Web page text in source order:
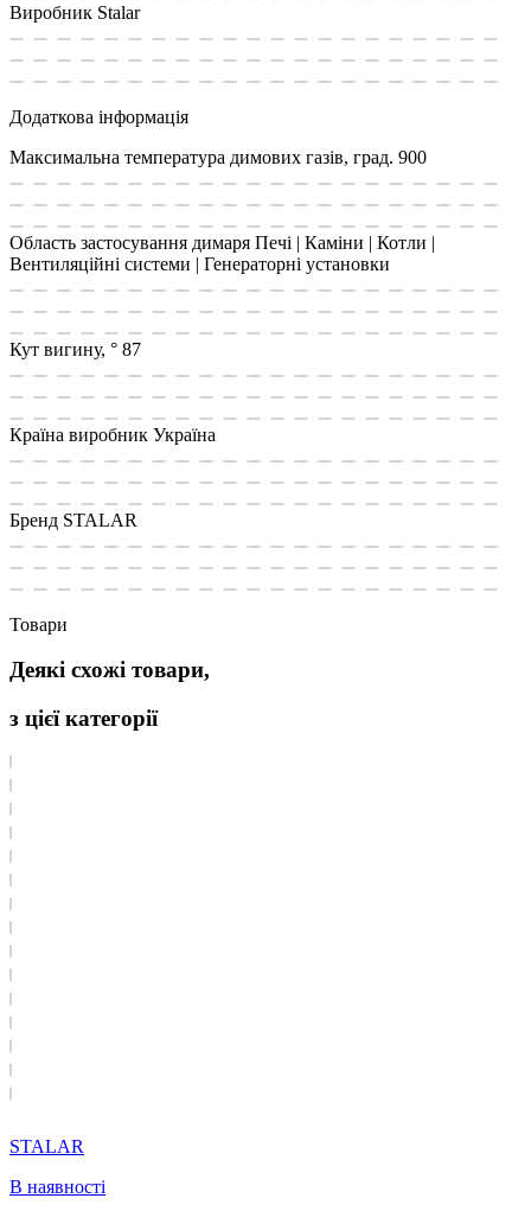
Виробник Stalar
Додаткова інформація
Максимальна температура димових газів, град. 900
Область застосування димаря Печі | Каміни | Котли |
Вентиляційні системи | Генераторні установки
Кут вигину, ° 87
Країна виробник Україна
Бренд STALAR
Товари
Деякі схожі товари,
з цієї категорії
STALAR
В наявності